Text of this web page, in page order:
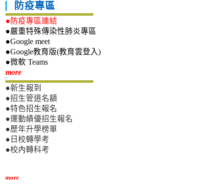
防疫專區
●防疫專區連結
●嚴重特殊傳染性肺炎專區
●Google meet
●Google教育版(教育雲登入)
●微軟 Teams
more新生專區
●新生報到
●招生管道名額
●特色招生報名
●運動績優招生報名
●歷年升學榜單
●日校轉學考
●校內轉科考
more